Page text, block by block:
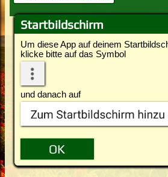
Startbildschirm
Um diese App auf deinem
klicke bitte auf das Symbol
und danach auf